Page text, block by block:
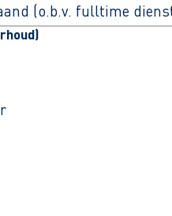
(o.b.v. fulltime